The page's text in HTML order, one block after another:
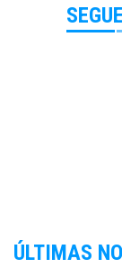
ÚLTIMAS